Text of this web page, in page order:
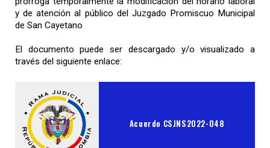
y de atención al público del Juzgado Promiscuo Municipal
de San Cayetano
El documento puede ser descargado y/o visualizado a
través del siguiente enlace:
Acuerdo CSJNS2022-048